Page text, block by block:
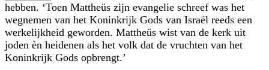
hebben. ‘Toen Mattheüs zijn evangelie schreef was het
wegnemen van het Koninkrijk Gods van Israël reeds een
werkelijkheid geworden. Mattheüs wist van de kerk uit
joden èn heidenen als het volk dat de vruchten van het
Koninkrijk Gods opbrengt.’